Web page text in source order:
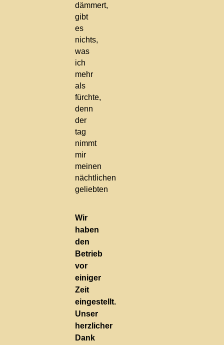
dämmert,
gibt
es
nichts,
was
ich
mehr
als
fürchte,
denn
der
tag
nimmt
mir
meinen
nächtlichen
geliebten
Wir
haben
den
Betrieb
vor
einiger
Zeit
eingestellt.
Unser
herzlicher
Dank